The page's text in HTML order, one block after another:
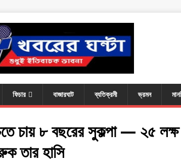
ফিচার বাজারঘাট ব্যতিক্রমী ভ্রমন
চায় ৮ বছরের সুকল্পা — ২৫
তার হাসি